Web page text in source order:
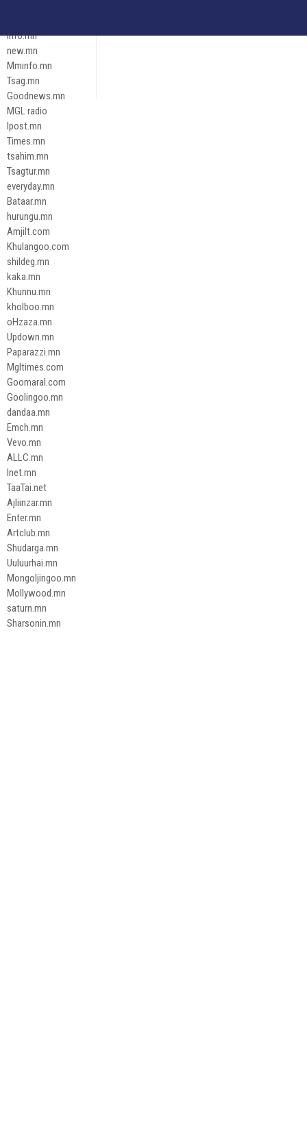
info.mn
new.mn
Mminfo.mn
Tsag.mn
Goodnews.mn
MGL radio
Ipost.mn
Times.mn
tsahim.mn
Tsagtur.mn
everyday.mn
Bataar.mn
hurungu.mn
Amjilt.com
Khulangoo.com
shildeg.mn
kaka.mn
Khunnu.mn
kholboo.mn
oHzaza.mn
Updown.mn
Paparazzi.mn
Mgltimes.com
Goomaral.com
Goolingoo.mn
dandaa.mn
Emch.mn
Vevo.mn
ALLC.mn
Inet.mn
TaaTai.net
Ajliinzar.mn
Enter.mn
Artclub.mn
Shudarga.mn
Uuluurhai.mn
Mongoljingoo.mn
Mollywood.mn
saturn.mn
Sharsonin.mn